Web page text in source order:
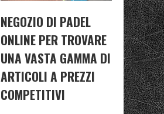
NEGOZIO DI PADEL
ONLINE PER TROVARE
UNA VASTA GAMMA DI
ARTICOLI A PREZZI
COMPETITIVI